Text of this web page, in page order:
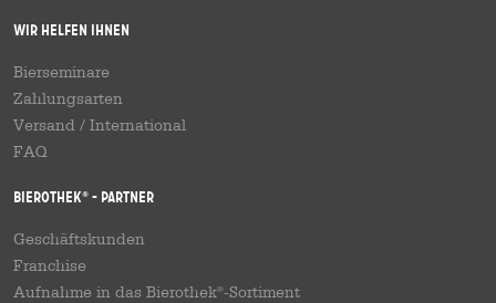
Wir helfen Ihnen
Bierseminare
Zahlungsarten
Versand / International
FAQ
Bierothek® - Partner
Geschäftskunden
Franchise
Aufnahme in das Bierothek®-Sortiment